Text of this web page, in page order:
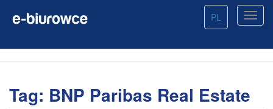
PL
Tag: BNP Paribas Real Estate